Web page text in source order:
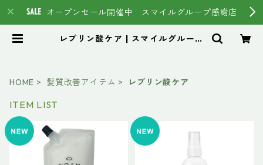
オープンセール開催中 スマイルグループ感謝店
レブリン酸ケア | スマイルグループ
HOME 髪質改善アイテム レブリン酸ケア
ITEM LIST